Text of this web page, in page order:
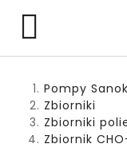

Pompy Sanok
Zbiorniki
Zbiorniki
Zbiornik